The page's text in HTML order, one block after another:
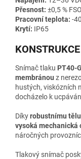
Přesnost: ±0,5 % FSO
Pracovní teplota: -
Krytí: IP65
Snímač tlaku PT40-
membránou z
hustých, viskózních
docházelo k
Díkyrobustnímu
vysoká
náročných
Tlakový snímač